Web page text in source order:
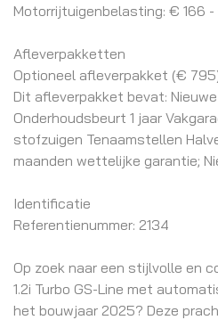
Motorrijtuigenbelasting: € 166
Afleverpakketten
Optioneel afleverpakket (€
Dit afleverpakket bevat:
Onderhoudsbeurt 1 jaar
stofzuigen Tenaamstellen
maanden wettelijke garantie;
Identificatie
Referentienummer: 2134
Op zoek naar een stijlvolle en
1.2i Turbo GS-Line met
het bouwjaar 2025? Deze